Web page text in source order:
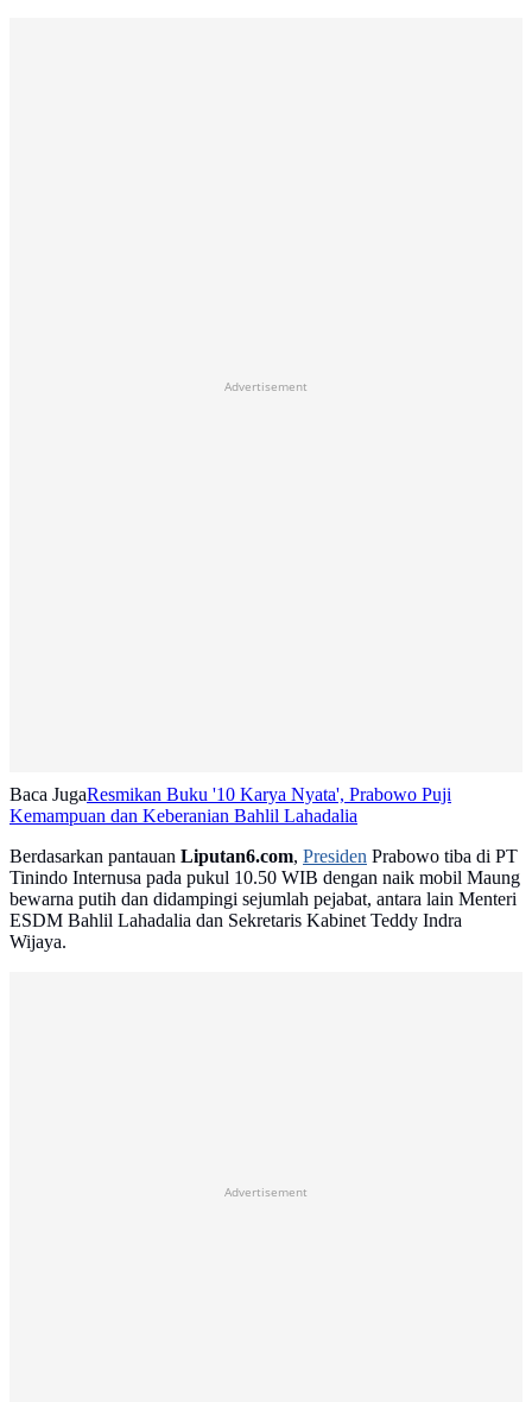
Advertisement
Baca JugaResmikan Buku '10 Karya Nyata', Prabowo Puji
Kemampuan dan Keberanian Bahlil Lahadalia
Berdasarkan pantauan Liputan6.com, Presiden Prabowo tiba di PT
Tinindo Internusa pada pukul 10.50 WIB dengan naik mobil Maung
bewarna putih dan didampingi sejumlah pejabat, antara lain Menteri
ESDM Bahlil Lahadalia dan Sekretaris Kabinet Teddy Indra
Wijaya.
Advertisement